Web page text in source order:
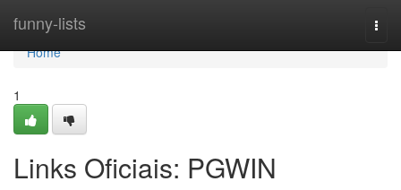
funny-lists
Home
Home
1
Links Oficiais: PGWIN